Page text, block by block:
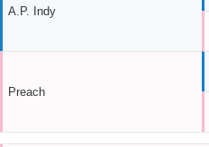
A.P. Indy
Preach